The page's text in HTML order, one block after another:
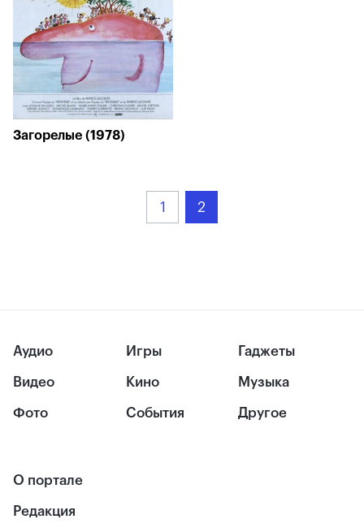
Загорелые (1978)
1 2
Аудио
Видео
Фото
Игры
Кино
События
Гаджеты
Музыка
Другое
О портале
Редакция